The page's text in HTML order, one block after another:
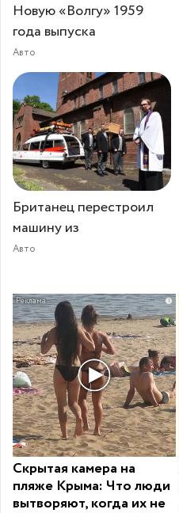
Новую «Волгу» 1959
года выпуска
Авто
Британец перестроил
машину из
Авто
i
Скрытая камера на
пляже Крыма: Что люди
вытворяют, когда их не